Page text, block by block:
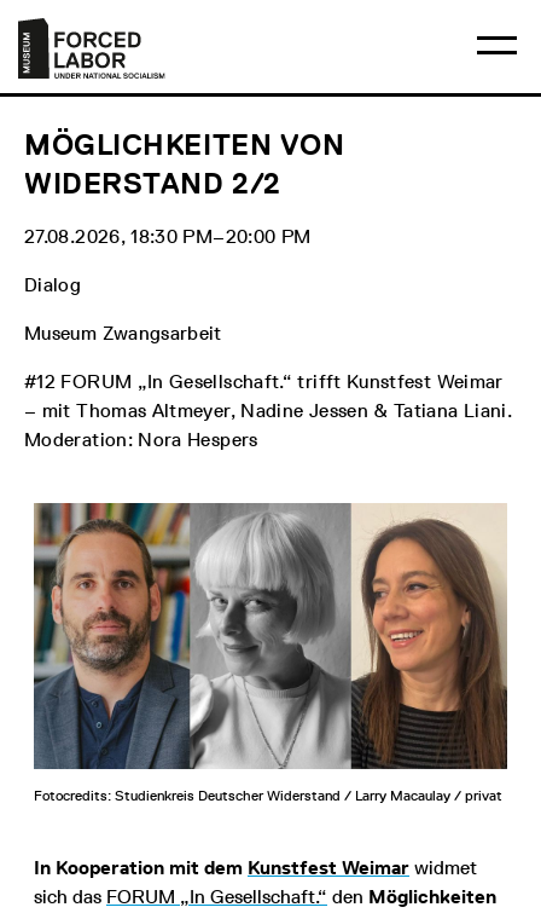
content
menu
Museum
Forced
Labor
Under
National
Socialism
MÖGLICHKEITEN VON
WIDERSTAND 2/2
27.08.2026, 18:30 PM‒20:00 PM
Dialog
Museum Zwangsarbeit
#12 FORUM „In Gesellschaft.“ trifft Kunstfest Weimar
– mit Thomas Altmeyer, Nadine Jessen & Tatiana Liani.
Moderation: Nora Hespers
Fotocredits: Studienkreis Deutscher Widerstand / Larry Macaulay / privat
In Kooperation mit dem Kunstfest Weimar widmet
sich das FORUM „In Gesellschaft.“ den Möglichkeiten